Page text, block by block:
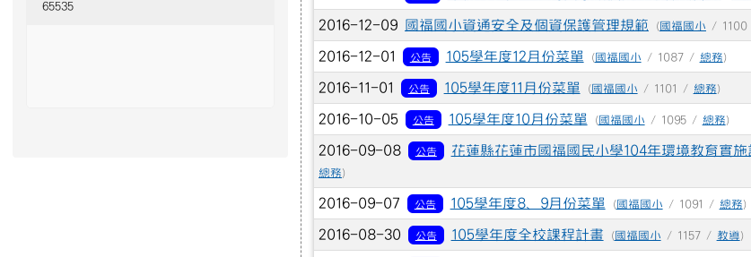
65535
2016-12-09 國福國小資通安全及個資保護管理規範 (國福國小 /
2016-12-01 公告 105學年度12月份菜單 (國福國小 / 1087 / 總務)
2016-11-01 公告 105學年度11月份菜單 (國福國小 / 1101 / 總務)
2016-10-05 公告 105學年度10月份菜單 (國福國小 / 1095 / 總務)
2016-09-08 公告 花蓮縣花蓮市國福國民小學104年環境教育實施
總務)
2016-09-07 公告 105學年度8、9月份菜單 (國福國小 / 1091 / 總務)
2016-08-30 公告 105學年度全校課程計畫 (國福國小 / 1157 / 教導)